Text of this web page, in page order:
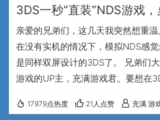
3DS一秒“直装”NDS游戏
玩，完美替代NDS
亲爱的兄弟们，这几天我突然想重温
在没有实机的情况下，模拟NDS感
是同样双屏设计的3DS了。 兄弟们
游戏的UP主，充满游戏君。要想在
戏，或者安装一个叫twilight
17979点热度 21人点赞 充满 游